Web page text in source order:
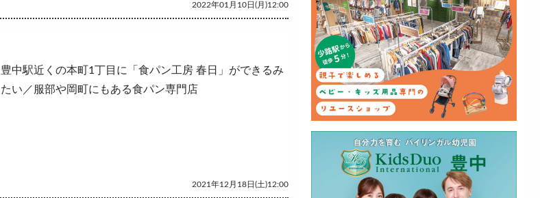
2022年01月10日(月)12:00
豊中駅近くの本町1丁目に「食パン工房 春日」ができるみ
たい／服部や岡町にもある食パン専門店
2021年12月18日(土)12:00